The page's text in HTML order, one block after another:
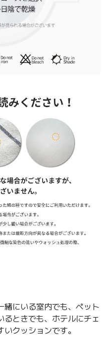
にいる室内でも、ペット
ときでも、ホテルにチェ
クッションです。